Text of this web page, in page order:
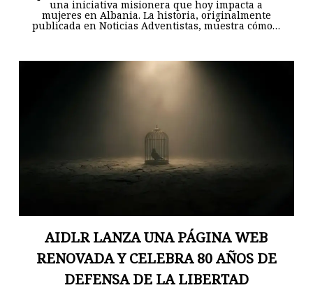
una iniciativa misionera que hoy impacta a
mujeres en Albania. La historia, originalmente
publicada en Noticias Adventistas, muestra cómo…
AIDLR LANZA UNA PÁGINA WEB
RENOVADA Y CELEBRA 80 AÑOS DE
DEFENSA DE LA LIBERTAD